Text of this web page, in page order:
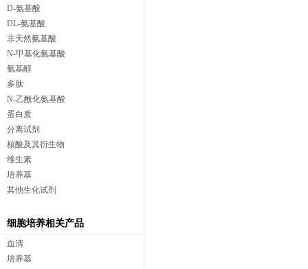
D-氨基酸
DL-氨基酸
非天然氨基酸
N-甲基化氨基酸
氨基醇
多肽
N-乙酰化氨基酸
蛋白质
分离试剂
核酸及其衍生物
维生素
培养基
其他生化试剂
细胞培养相关产品
血清
培养基